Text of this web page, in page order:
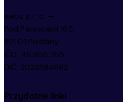
webz s. r. o. —
Pod Párovcami 165
921 01 Piešťany
IČO: 46 805 265
DIČ: 2023584662
Przydatne linki